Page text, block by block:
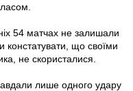
54 матчах не залишали
констатувати, що своїми
не скористалися.
лише одного удару